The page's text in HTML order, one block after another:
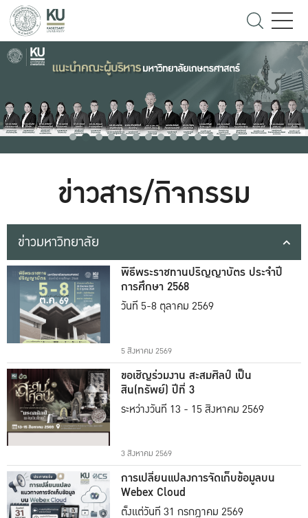
ข่าวสาร/กิจกรรม
ข่าวมหาวิทยาลัย
พิธีพระราชทานปริญญาบัตร ประจำปี
การศึกษา 2568
วันที่ 5-8 ตุลาคม 2569
5 สิงหาคม 2569
ขอเชิญร่วมงาน สะสมศิลป์ เป็น
สิน(ทรัพย์) ปีที่ 3
ระหว่างวันที่ 13 - 15 สิงหาคม 2569
3 สิงหาคม 2569
การเปลี่ยนแปลงการจัดเก็บข้อมูลบน
Webex Cloud
ตั้งแต่วันที่ 31 กรกฎาคม 2569